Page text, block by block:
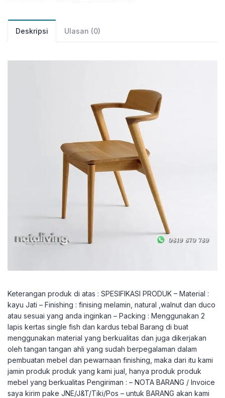
Deskripsi Ulasan (0)
Keterangan produk di atas : SPESIFIKASI PRODUK – Material :
kayu Jati – Finishing : finising melamin, natural ,walnut dan duco
atau sesuai yang anda inginkan – Packing : Menggunakan 2
lapis kertas single fish dan kardus tebal Barang di buat
menggunakan material yang berkualitas dan juga dikerjakan
oleh tangan tangan ahli yang sudah berpegalaman dalam
pembuatan mebel dan pewarnaan finishing, maka dari itu kami
jamin produk produk yang kami jual, hanya produk produk
mebel yang berkualitas Pengiriman : – NOTA BARANG / Invoice
saya kirim pake JNE/J&T/Tiki/Pos – untuk BARANG akan kami